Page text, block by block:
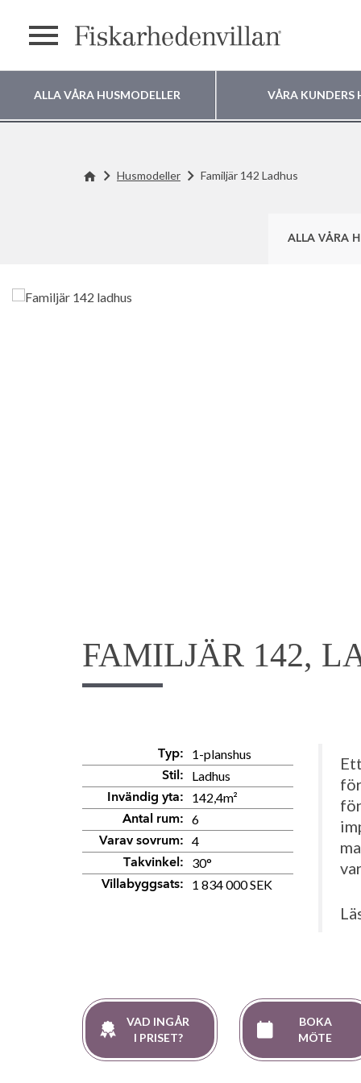
ALLA VÅRA HUSMODELLER VÅRA KUNDERS
Var vill du bygga
Husmodeller Familjär 142 Ladhus
ALLA VÅRA
FAMILJÄR 142,
Typ: 1-planshus
Stil: Ladhus
Invändig yta: 142,4m²
Antal rum: 6
Varav sovrum: 4
Takvinkel: 30°
Villabyggsats: 1 834 000 SEK
VAD INGÅR
I PRISET?
BOKA
MÖTE